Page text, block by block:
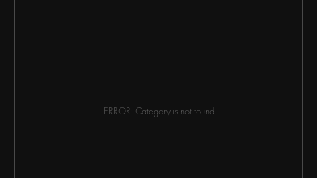
ERROR: Category is not found